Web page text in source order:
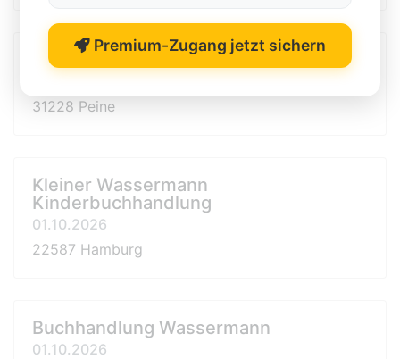
expert
31228 Peine
Kleiner Wassermann
Kinderbuchhandlung
01.10.2026
22587 Hamburg
Buchhandlung Wassermann
01.10.2026
Premium-Zugang jetzt sichern